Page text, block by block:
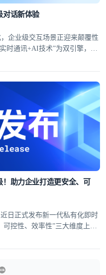
对话新体验
企业级交互场景正迎来颠覆性
时通讯+AI技术”为双引擎，通
！助力企业打造更安全、可
日正式发布新一代私有化即时
控性、效率性”三大维度上全